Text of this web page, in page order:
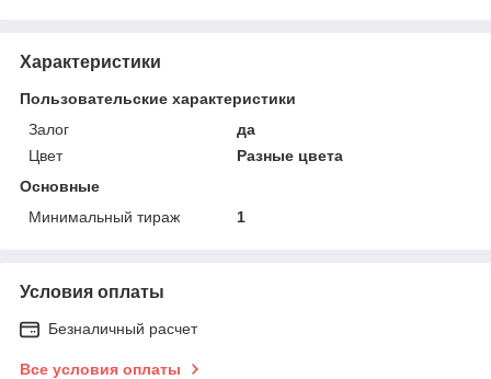
Характеристики
Пользовательские характеристики
Залог
да
Цвет
Разные цвета
Основные
Минимальный тираж
1
Условия оплаты
Безналичный расчет
Все условия оплаты